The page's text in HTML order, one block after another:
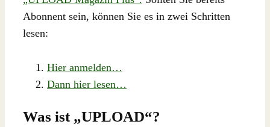
Abonnent sein, können Sie es in zwei Schritten
lesen:
Hier anmelden…
Dann hier lesen…
Was ist „UPLOAD“?